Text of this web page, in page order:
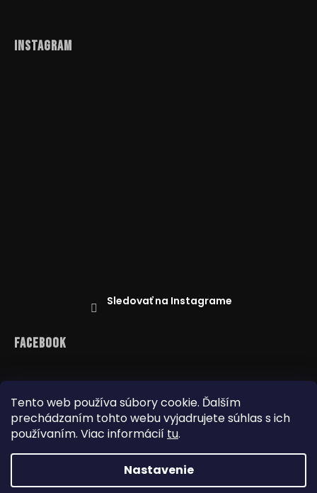
Tento web používa súbory cookie. Ďalším
prechádzaním tohto webu vyjadrujete súhlas s ich
používaním. Viac informácií tu.
Nastavenie
Instagram
Sledovať na Instagrame
Facebook
Reklamácie Doprava a platba
Najnižšia cena na trhu Obchodné podmienky